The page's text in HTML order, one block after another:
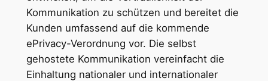
Kommunikation zu schützen und bereitet die
Kunden umfassend auf die kommende
ePrivacy-Verordnung vor. Die selbst
gehostete Kommunikation vereinfacht die
Einhaltung nationaler und internationaler